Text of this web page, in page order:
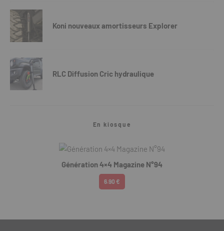
Koni nouveaux amortisseurs Explorer
RLC Diffusion Cric hydraulique
En kiosque
Génération 4×4 Magazine N°94
6.90 €